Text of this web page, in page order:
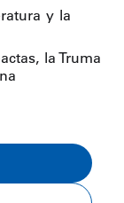
y la
la Truma